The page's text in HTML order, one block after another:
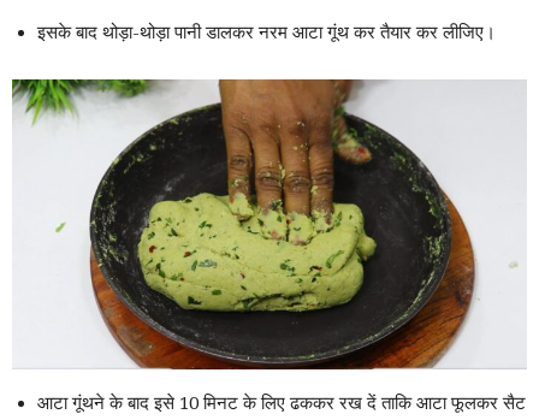
इसके बाद थोड़ा-थोड़ा पानी डालकर नरम आटा गूंथ कर तैयार कर लीजिए।
आटा गूंथने के बाद इसे 10 मिनट के लिए ढककर रख दें ताकि आटा फूलकर सैट